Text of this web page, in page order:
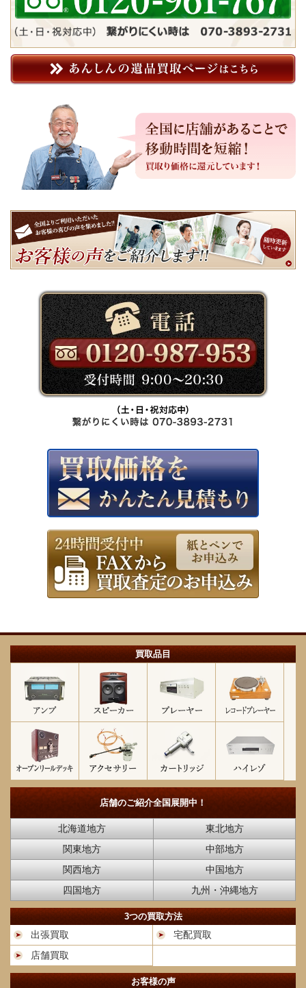
買取品目
店舗のご紹介全国展開中！
北海道地方
東北地方
関東地方
中部地方
関西地方
中国地方
四国地方
九州・沖縄地方
3つの買取方法
出張買取
宅配買取
店舗買取
お客様の声